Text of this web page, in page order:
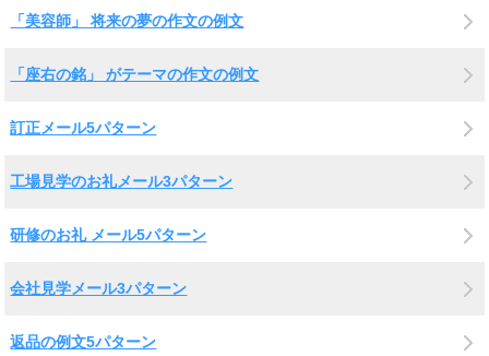
「美容師」 将来の夢の作文の例文
「座右の銘」 がテーマの作文の例文
訂正メール5パターン
工場見学のお礼メール3パターン
研修のお礼 メール5パターン
会社見学メール3パターン
返品の例文5パターン